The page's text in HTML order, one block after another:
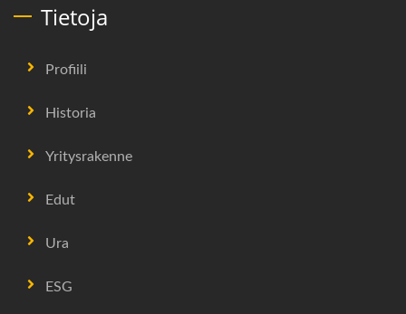
Tietoja
Profiili
Historia
Yritysrakenne
Edut
Ura
ESG